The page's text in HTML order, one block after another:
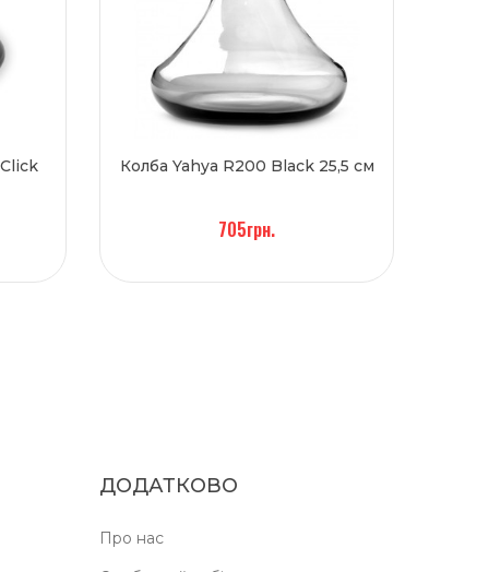
Колба Yahya R200 Black 25,5 см
705грн.
ДОДАТКОВО
Про нас